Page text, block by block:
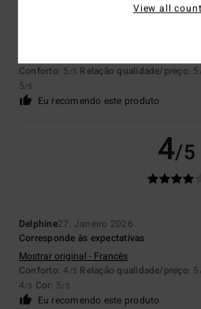
Conforto: 5 /5 Relação qualidade/preço: 5
5/5
Eu recomendo este produto
4/5
Delphine27. Janeiro 2026
Corresponde às expectativas
Mostrar original - Francês
Conforto: 4 /5 Relação qualidade/preço: 5
4/5 Cor: 5/5
Eu recomendo este produto
View all